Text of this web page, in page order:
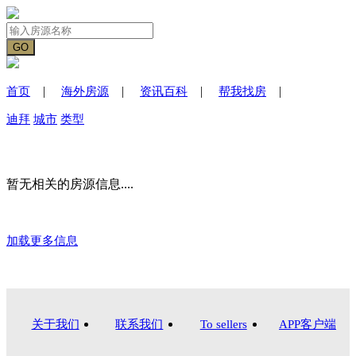
首页 | 海外房源 | 资讯百科 | 帮我找房 |
迪拜 城市 类型
暂无相关的房源信息....
加载更多信息
关于我们 联系我们 To sellers APP客户端